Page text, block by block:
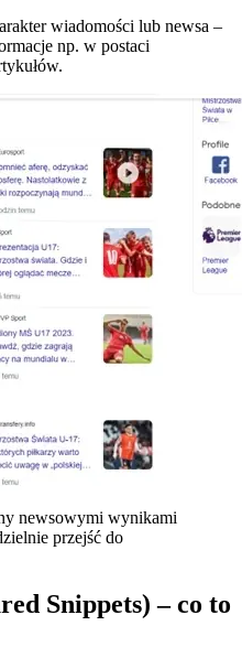
wiadomości lub newsa –
np. w postaci
newsowymi wynikami
przejść do
Snippets) – co to